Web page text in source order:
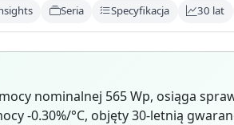
Seria Specyfikacja 30 lat
mocy nominalnej 565 Wp, osiąga
-0.30%/°C, objęty 30-letnią